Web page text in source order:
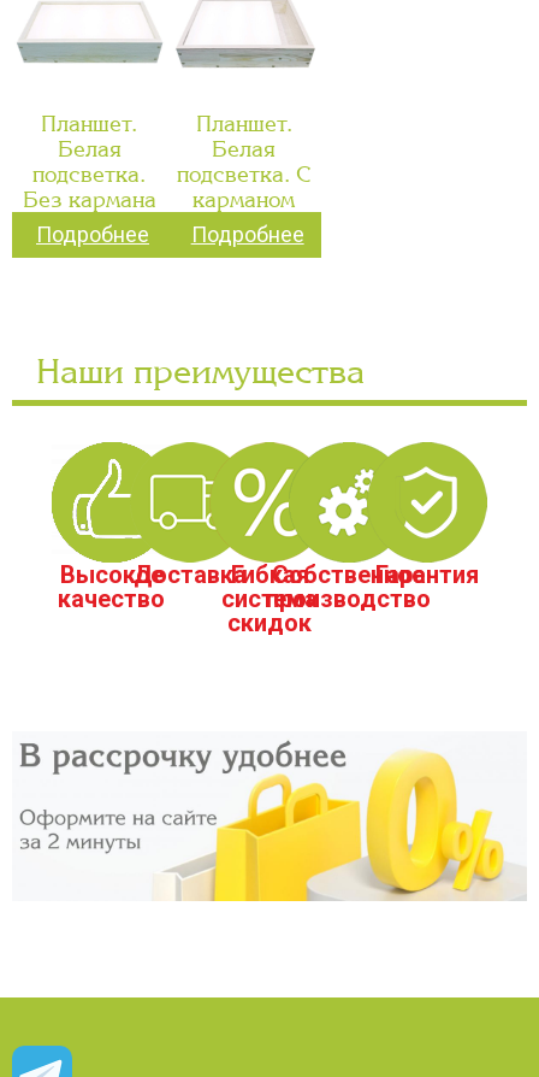
Планшет.
Белая
подсветка.
Без кармана
Подробнее
Планшет.
Белая
подсветка. С
карманом
Подробнее
Наши преимущества
Высокое
качество
ДоставкаГибкая
система
скидок
Собственное
производство
Гарантия